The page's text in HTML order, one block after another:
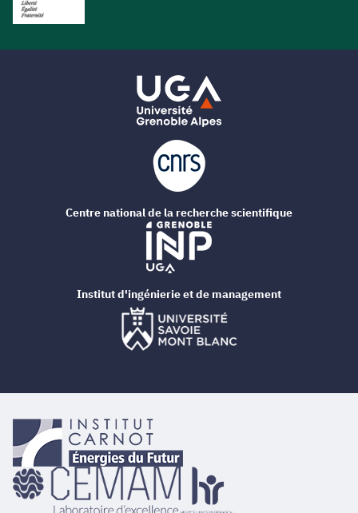
Centre national de la recherche scientifique
Institut d'ingénierie et de management